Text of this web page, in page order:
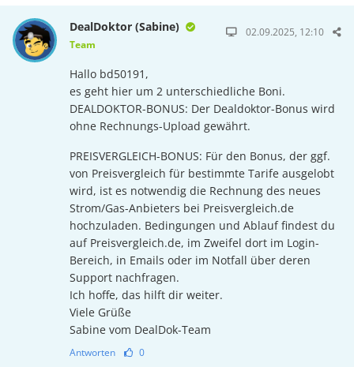
DealDoktor (Sabine)
Team
02.09.2025, 12:10
Hallo bd50191,
es geht hier um 2 unterschiedliche Boni.
DEALDOKTOR-BONUS: Der Dealdoktor-Bonus wird
ohne Rechnungs-Upload gewährt.
PREISVERGLEICH-BONUS: Für den Bonus, der ggf.
von Preisvergleich für bestimmte Tarife ausgelobt
wird, ist es notwendig die Rechnung des neues
Strom/Gas-Anbieters bei Preisvergleich.de
hochzuladen. Bedingungen und Ablauf findest du
auf Preisvergleich.de, im Zweifel dort im Login-
Bereich, in Emails oder im Notfall über deren
Support nachfragen.
Ich hoffe, das hilft dir weiter.
Viele Grüße
Sabine vom DealDok-Team
Antworten 0